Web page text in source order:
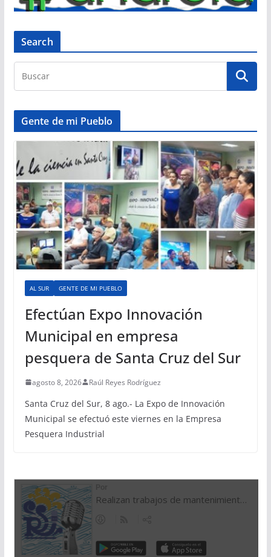
Search
Gente de mi Pueblo
AL SUR GENTE DE MI PUEBLO
Efectúan Expo Innovación
Municipal en empresa
pesquera de Santa Cruz del Sur
agosto 8, 2026 Raúl Reyes Rodríguez
Santa Cruz del Sur, 8 ago.- La Expo de Innovación
Municipal se efectuó este viernes en la Empresa
Pesquera Industrial